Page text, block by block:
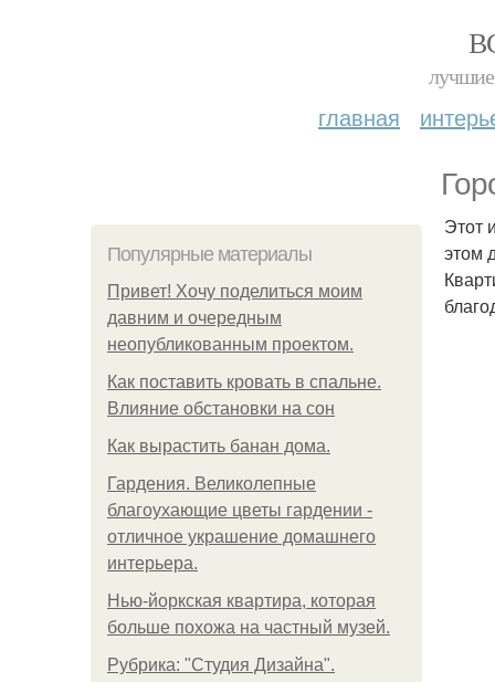
лучшие
главная
Популярные материалы
Привет! Хочу поделиться моим
давним и очередным
неопубликованным проектом.
Как поставить кровать в спальне.
Влияние обстановки на сон
Как вырастить банан дома.
Гардения. Великолепные
благоухающие цветы гардении -
отличное украшение домашнего
интерьера.
Нью-йоркская квартира, которая
больше похожа на частный музей.
Рубрика: "Студия Дизайна".
Этот
этом